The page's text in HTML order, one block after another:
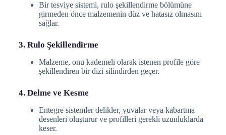
Bir tesviye sistemi, rulo şekillendirme bölümüne
girmeden önce malzemenin düz ve hatasız olmasını
sağlar.
3. Rulo Şekillendirme
Malzeme, onu kademeli olarak istenen profile göre
şekillendiren bir dizi silindirden geçer.
4. Delme ve Kesme
Entegre sistemler delikler, yuvalar veya kabartma
desenleri oluşturur ve profilleri gerekli uzunluklarda
keser.